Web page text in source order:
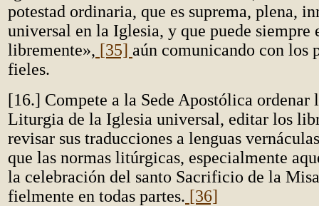
potestad ordinaria, que es suprema, plena,
universal en la Iglesia, y que puede siempre
libremente», [35] aún comunicando con los
fieles.
[16.] Compete a la Sede Apostólica ordenar
Liturgia de la Iglesia universal, editar los
revisar sus traducciones a lenguas
que las normas litúrgicas, especialmente
la celebración del santo Sacrificio de la
fielmente en todas partes. [36]